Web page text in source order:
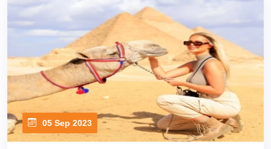
05 Sep 2023